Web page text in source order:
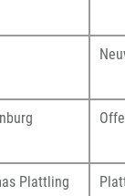
Plattling